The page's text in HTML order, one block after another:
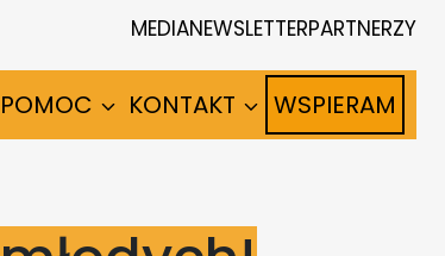
MEDIANEWSLETTERPARTNERZY
POMOC KONTAKT WSPIERAM